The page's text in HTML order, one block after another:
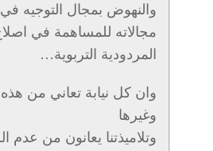
والنهوض بمجال التوجيه
مجالاته للمساهمة في
المردودية التربوية…
وان كل نيابة تعاني من
وغيرها
وتلاميذتنا يعانون من عدم